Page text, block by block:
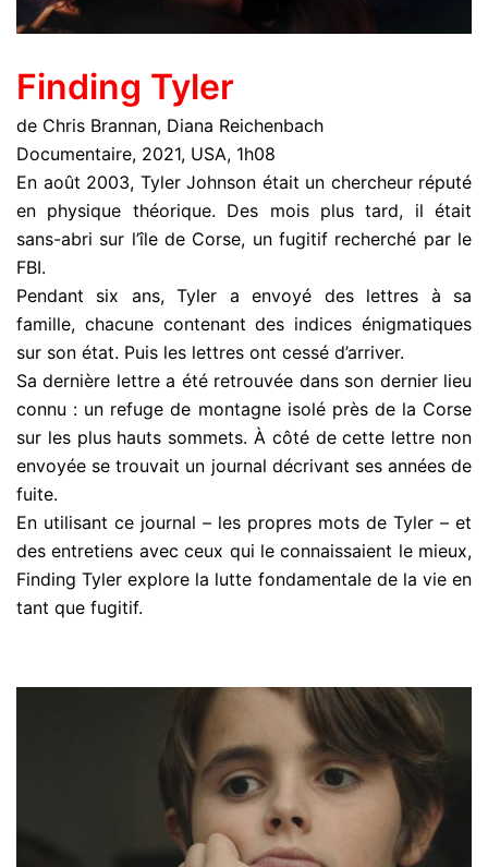
Finding Tyler
de Chris Brannan, Diana Reichenbach
Documentaire, 2021, USA, 1h08
En août 2003, Tyler Johnson était un chercheur réputé
en physique théorique. Des mois plus tard, il était
sans-abri sur l’île de Corse, un fugitif recherché par le
FBI.
Pendant six ans, Tyler a envoyé des lettres à sa
famille, chacune contenant des indices énigmatiques
sur son état. Puis les lettres ont cessé d’arriver.
Sa dernière lettre a été retrouvée dans son dernier lieu
connu : un refuge de montagne isolé près de la Corse
sur les plus hauts sommets. À côté de cette lettre non
envoyée se trouvait un journal décrivant ses années de
fuite.
En utilisant ce journal – les propres mots de Tyler – et
des entretiens avec ceux qui le connaissaient le mieux,
Finding Tyler explore la lutte fondamentale de la vie en
tant que fugitif.